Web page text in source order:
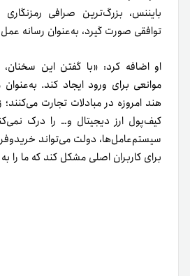
بایننس، بزرگ‌ترین صرافی
توافقی صورت گیرد، به‌عنوان رسانه
او اضافه کرد: «با گفتن این
موانعی برای ورود ایجاد کند. به‌عنوان
هند امروزه در مبادلات تجارت می‌کنند؛
کیف‌پول ارز دیجیتال و… را درک
سیستم‌عامل‌ها، دولت می‌تواند
برای کاربران اصلی مشکل کند که ما را